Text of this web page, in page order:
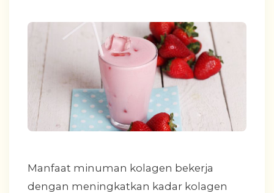
Manfaat minuman kolagen bekerja
dengan meningkatkan kadar kolagen